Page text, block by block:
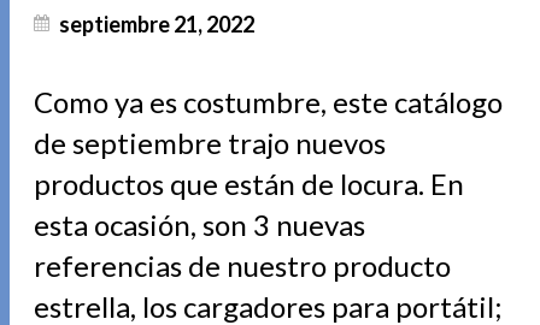
septiembre 21, 2022
Como ya es costumbre, este catálogo
de septiembre trajo nuevos
productos que están de locura. En
esta ocasión, son 3 nuevas
referencias de nuestro producto
estrella, los cargadores para portátil;